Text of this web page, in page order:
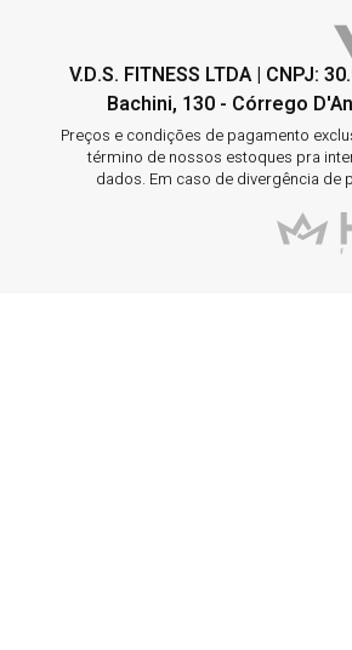
V.D.S. FITNESS LTDA | CNPJ:
Bachini, 130 - Córrego
Preços e condições de pagamento
término de nossos estoques pra
dados. Em caso de divergência de